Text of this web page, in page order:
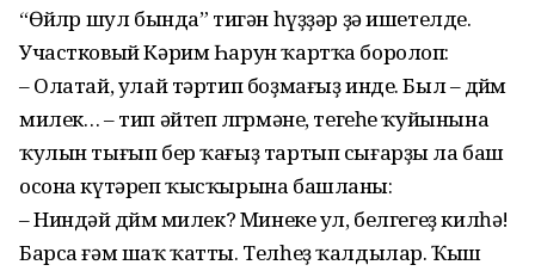
“Өйөлөр шул бында” тигән һүҙҙәр ҙә ишетелде.
Участковый Кәрим Һарун ҡартҡа боролоп:
– Олатай, улай тәртип боҙмағыҙ инде. Был – дөйөм
милек… – тип әйтеп өлгөрмәне, тегеһе ҡуйынына
ҡулын тығып бер ҡағыҙ тартып сығарҙы ла баш
осона күтәреп ҡысҡырына башланы:
– Ниндәй дөйөм милек? Минеке ул, белгегеҙ килһә!
Барса ғәм шаҡ ҡатты. Телһеҙ ҡалдылар. Ҡыш